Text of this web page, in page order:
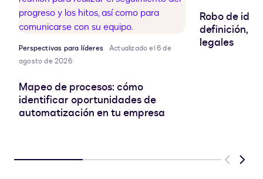
Perspectivas para líderes
Actualizado el 6 de
agosto de 2026
Mapeo de procesos: cómo
identificar oportunidades de
automatización en tu empresa
Robo de
definición,
legales
Previous
Next